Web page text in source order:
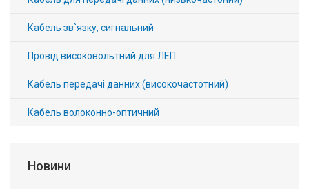
Послуги
Новини
Вакансії
авторизація
Кабель зв`язку, сигнальний
Провід високовольтний для ЛЕП
Кабель передачі данних (високочастотний)
Кабель волоконно-оптичний
Новини